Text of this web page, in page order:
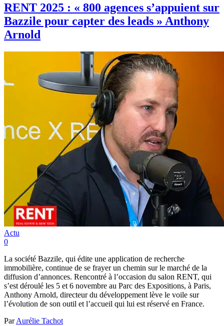
RENT 2025 : « 800 agences s’appuient sur
Bazzile pour capter des leads » Anthony
Arnold
Actu
0
La société Bazzile, qui édite une application de recherche
immobilière, continue de se frayer un chemin sur le marché de la
diffusion d’annonces. Rencontré à l’occasion du salon RENT, qui
s’est déroulé les 5 et 6 novembre au Parc des Expositions, à Paris,
Anthony Arnold, directeur du développement lève le voile sur
l’évolution de son outil et l’accueil qui lui est réservé en France.
ParAurélie Tachot